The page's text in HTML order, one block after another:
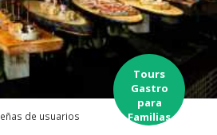
de usuarios
Tours
Gastro
para
Familias